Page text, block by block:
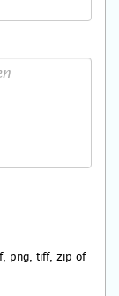
png, tiff, zip of